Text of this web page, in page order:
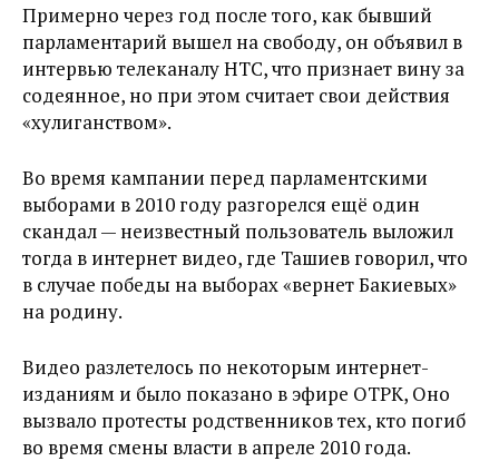
Примерно через год после того, как бывший
парламентарий вышел на свободу, он объявил в
интервью телеканалу НТС, что признает вину за
содеянное, но при этом считает свои действия
«хулиганством».
Во время кампании перед парламентскими
выборами в 2010 году разгорелся ещё один
скандал — неизвестный пользователь выложил
тогда в интернет видео, где Ташиев говорил, что
в случае победы на выборах «вернет Бакиевых»
на родину.
Видео разлетелось по некоторым интернет-
изданиям и было показано в эфире ОТРК, Оно
вызвало протесты родственников тех, кто погиб
во время смены власти в апреле 2010 года.